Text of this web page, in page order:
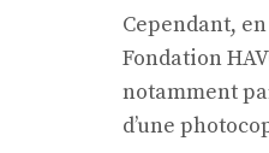
Cependant,
Fondation
notamment
d’une